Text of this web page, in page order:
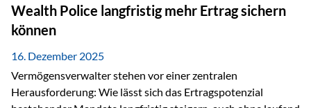
Wealth Police langfristig mehr Ertrag sichern
können
16. Dezember 2025
Vermögensverwalter stehen vor einer zentralen
Herausforderung: Wie lässt sich das Ertragspotenzial